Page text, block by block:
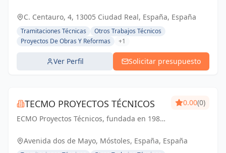
C. Centauro, 4, 13005 Ciudad Real, España, España
Tramitaciones Técnicas
Otros Trabajos Técnicos
Proyectos De Obras Y Reformas
+1
Ver Perfil Solicitar presupuesto
TECMO PROYECTOS TÉCNICOS
ECMO Proyectos Técnicos, fundada en 1989,
experiencia en la elaboración y tramitación
de proyectos de ingeniería, tanto
0.00(0)
Avenida dos de Mayo, Móstoles, España, España